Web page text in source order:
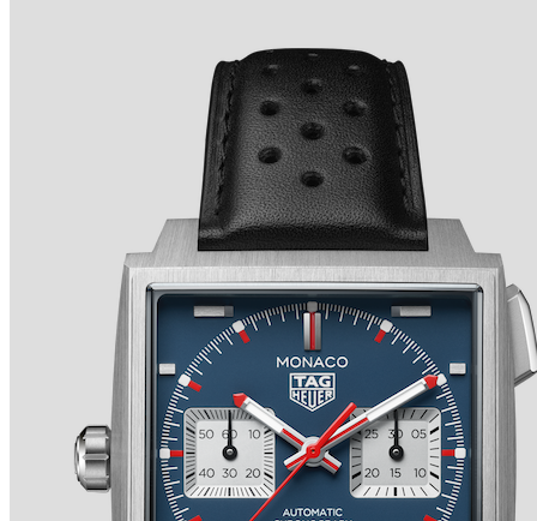
TRADITION SECONDE RÉTROGRADE 7037 de